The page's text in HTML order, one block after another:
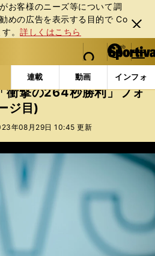
お客様のニーズ等について調
めの広告を表⽰する⽬的で Co
す。詳しくはこちら
閉じ
る
web Sportiva (webスポルティーバ)
検索
マイペ
ー
ジ
メニュ
連載 動画 インフォ
コラムフォト 井上尚弥vsドネア
衝撃の264秒勝利」フォ
ジ目)
年08月29日 10:45 更新